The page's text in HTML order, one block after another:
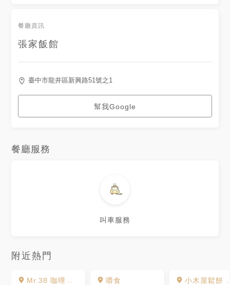
餐廳資訊
張家飯館
臺中市龍井區新興路51號之1
幫我Google
餐廳服務
叫車服務
附近熱門
Mr.38 咖哩界的傳奇人物(東海店) 嚼食 小木屋鬆餅 台中東海店